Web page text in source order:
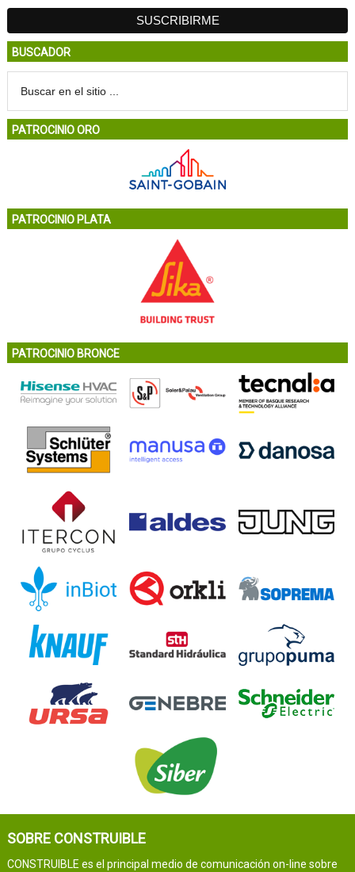
BUSCADOR
PATROCINIO ORO
PATROCINIO PLATA
PATROCINIO BRONCE
SOBRE CONSTRUIBLE
CONSTRUIBLE es el principal medio de comunicación on-line sobre